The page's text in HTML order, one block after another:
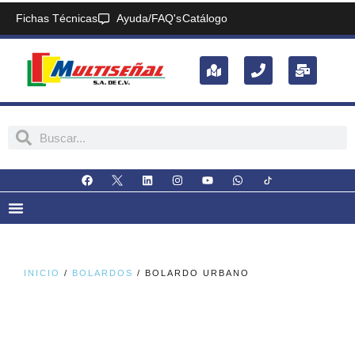
Fichas Técnicas Ayuda/FAQ'sCatálogo
INICIO / BOLARDOS / BOLARDO URBANO